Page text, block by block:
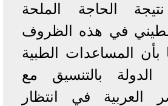
الحاجة الملحة
في هذه الظروف
بأن المساعدات الطبية
الدولة بالتنسيق مع
العربية في انتظار